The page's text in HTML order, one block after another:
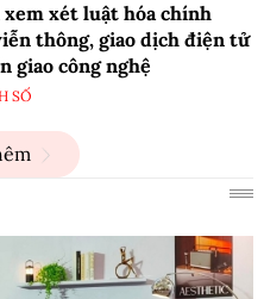
xem xét luật hóa chính
thông, giao dịch điện tử
giao công nghệ
SỐ